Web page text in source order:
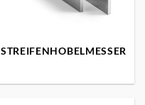
STREIFENHOBELMESSER